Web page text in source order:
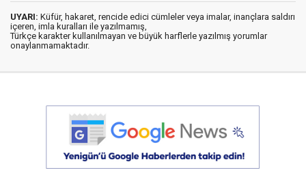
UYARI: Küfür, hakaret, rencide edici cümleler veya imalar, inançlara saldırı
içeren, imla kuralları ile yazılmamış,
Türkçe karakter kullanılmayan ve büyük harflerle yazılmış yorumlar
onaylanmamaktadır.